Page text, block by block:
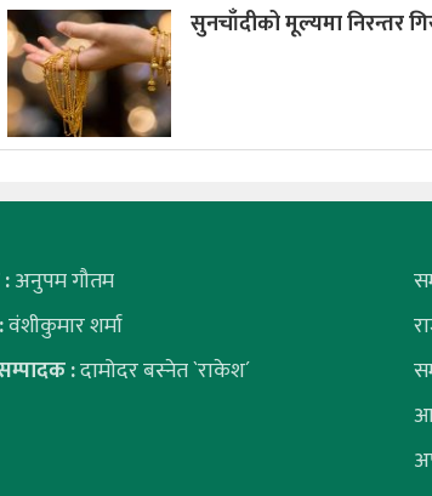
सुनचाँदीको मूल्यमा निरन्तर
अनुपम गौतम
वंशीकुमार शर्मा
:दामोदर बस्नेत `राकेश´